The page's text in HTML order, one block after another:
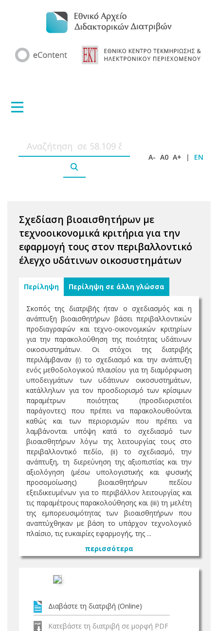
A- A0 A+ | EN
Σχεδίαση βιοαισθητήρων με
τεχνοοικονομικά κριτήρια για την
εφαρμογή τους στον περιβαλλοντικό
έλεγχο υδάτινων οικοσυστημάτων
Περίληψη Περίληψη σε άλλη γλώσσα
Σκοπός της διατριβής ήταν ο σχεδιασμός και η
ανάπτυξη βιοαισθητήρων βάσει περιβαλλοντικών
προδιαγραφών και τεχνο-οικονομικών κριτηρίων
για την παρακολούθηση της ποιότητας υδάτινων
οικοσυστημάτων. Οι στόχοι της διατριβής
περιλάμβαναν (i) το σχεδιασμό και την ανάπτυξη
ενός μεθοδολογικού πλαισίου για τη διαμόρφωση
υποδειγμάτων των υδάτινων οικοσυστημάτων,
κατάλληλων για τον προσδιορισμό των κρίσιμων
παραμέτρων ποιότητας (προσδιοριστέοι
παράγοντες) που πρέπει να παρακολουθούνται
καθώς και των περιορισμών που πρέπει να
λαμβάνονται υπόψη κατά το σχεδιασμό των
βιοαισθητήρων λόγω της λειτουργίας τους στο
περιβαλλοντικό πεδίο, (ii) το σχεδιασμό, την
ανάπτυξη, τη διερεύνηση της αξιοπιστίας και την
αξιολόγηση (μέσω υπολογιστικής και φυσικής
προσομοίωσης) βιοαισθητήρων πεδίου
εξειδικευμένων για το περιβάλλον λειτουργίας και
τις παραμέτρους παρακολούθησης και (iii) τη μελέτη
της εμπορευσιμότητας των βιοαισθητήρων που
αναπτύχθηκαν με βάση το υπάρχον τεχνολογικό
πλαίσιο, τις ευκαιρίες εφαρμογής, της ...
περισσότερα
Διαβάστε τη διατριβή (Online)
Κατεβάστε τη διατριβή σε μορφή PDF